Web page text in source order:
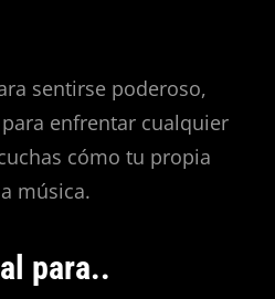
sentirse poderoso,
enfrentar cualquier
cómo tu propia
música.
para..